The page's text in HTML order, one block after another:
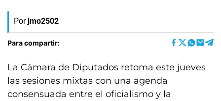
Por jmo2502
Para compartir:
La Cámara de Diputados retoma este jueves
las sesiones mixtas con una agenda
consensuada entre el oficialismo y la